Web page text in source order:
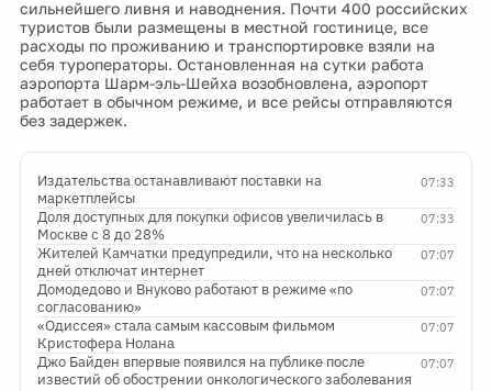
сильнейшего ливня и наводнения. Почти 400 российских
туристов были размещены в местной гостинице, все
расходы по проживанию и транспортировке взяли на
себя туроператоры. Остановленная на сутки работа
аэропорта Шарм-эль-Шейха возобновлена, аэропорт
работает в обычном режиме, и все рейсы отправляются
без задержек.
07:33
Издательства останавливают поставки на
маркетплейсы
07:33
Доля доступных для покупки офисов увеличилась в
Москве с 8 до 28%
07:07
Жителей Камчатки предупредили, что на несколько
дней отключат интернет
07:07
Домодедово и Внуково работают в режиме «по
согласованию»
07:07
«Одиссея» стала самым кассовым фильмом
Кристофера Нолана
07:07
Джо Байден впервые появился на публике после
известий об обострении онкологического заболевания